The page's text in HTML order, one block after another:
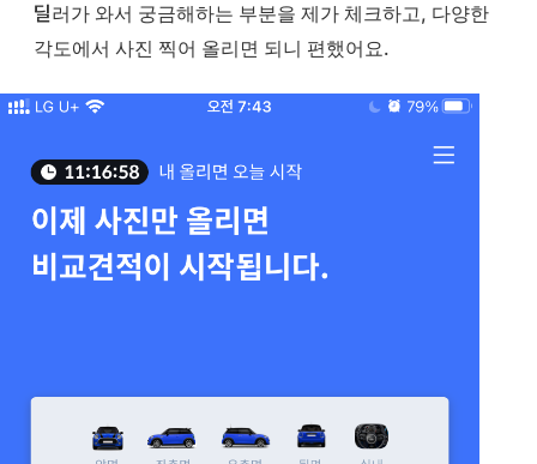
딜러가 와서 궁금해하는 부분을 제가 체크하고, 다양한
각도에서 사진 찍어 올리면 되니 편했어요.